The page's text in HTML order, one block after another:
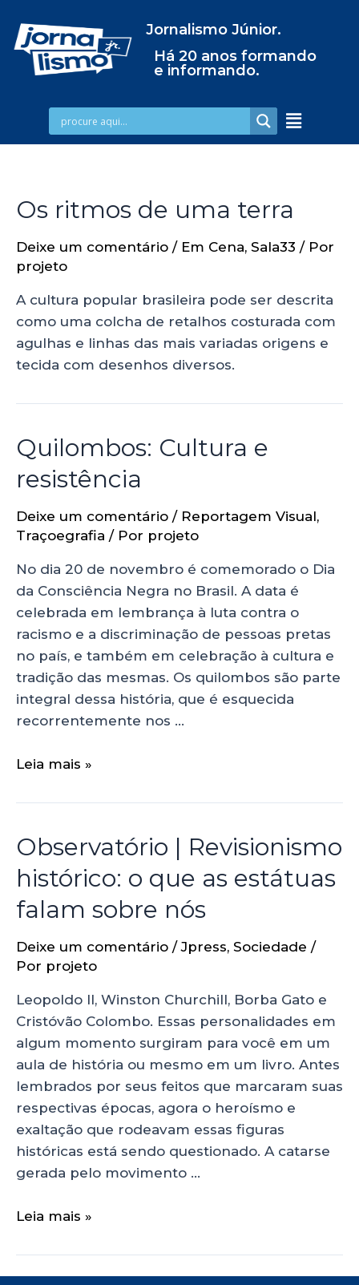
Jornalismo Júnior.
Há 20 anos formando
e informando.
Os ritmos de uma terra
Deixe um comentário / Em Cena, Sala33 / Por
projeto
A cultura popular brasileira pode ser descrita
como uma colcha de retalhos costurada com
agulhas e linhas das mais variadas origens e
tecida com desenhos diversos.
Quilombos: Cultura e
resistência
Deixe um comentário / Reportagem Visual,
Traçoegrafia / Por projeto
No dia 20 de novembro é comemorado o Dia
da Consciência Negra no Brasil. A data é
celebrada em lembrança à luta contra o
racismo e a discriminação de pessoas pretas
no país, e também em celebração à cultura e
tradição das mesmas. Os quilombos são parte
integral dessa história, que é esquecida
recorrentemente nos …
Leia mais »
Observatório | Revisionismo
histórico: o que as estátuas
falam sobre nós
Deixe um comentário /Jpress, Sociedade /
Por projeto
Leopoldo II, Winston Churchill, Borba Gato e
Cristóvão Colombo. Essas personalidades em
algum momento surgiram para você em um
aula de história ou mesmo em um livro. Antes
lembrados por seus feitos que marcaram suas
respectivas épocas, agora o heroísmo e
exaltação que rodeavam essas figuras
históricas está sendo questionado. A catarse
gerada pelo movimento …
Leia mais »